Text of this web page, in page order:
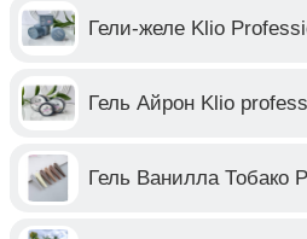
Гели-желе Klio
Гель Айрон Klio
Гель Ванилла Тобако